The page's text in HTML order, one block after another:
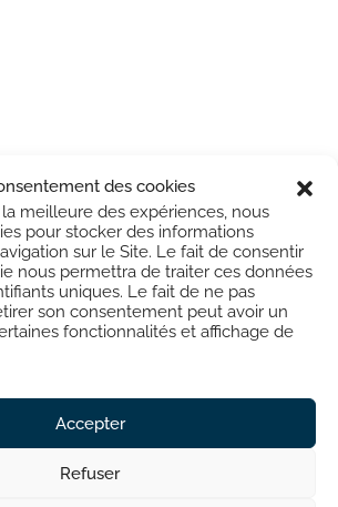
des cookies
meilleure des expériences, nous
pour stocker des informations
sur le Site. Le fait de consentir
nous permettra de traiter ces données
uniques. Le fait de ne pas
son consentement peut avoir un
fonctionnalités et affichage de
Accepter
Refuser